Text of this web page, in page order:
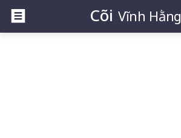
Cõi Vĩnh Hằng